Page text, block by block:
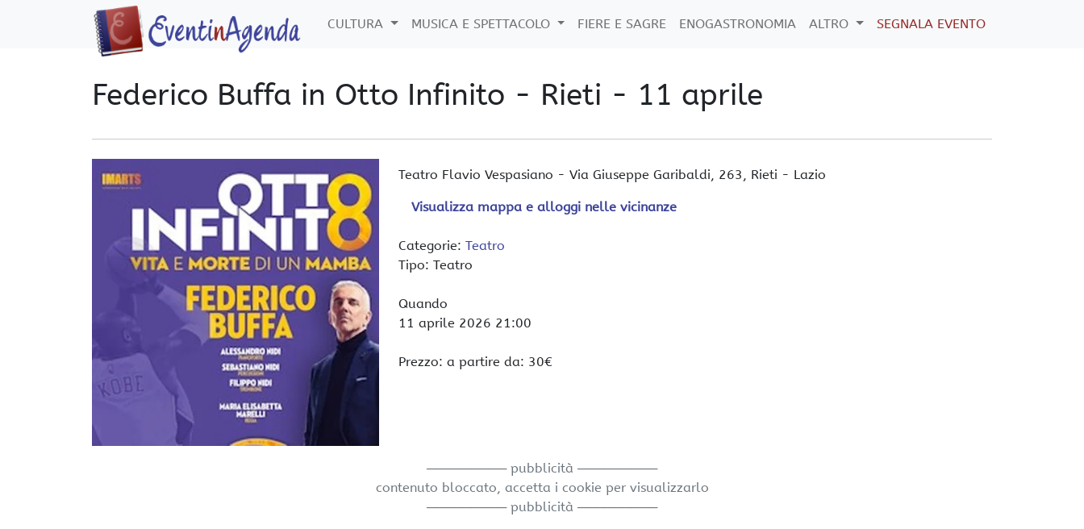
CULTURA MUSICA E SPETTACOLO FIERE E SAGRE ENOGASTRONOMIA ALTRO SEGNALA EVENTO
Federico Buffa in Otto Infinito - Rieti - 11 aprile
Teatro Flavio Vespasiano - Via Giuseppe Garibaldi, 263, Rieti - Lazio
Visualizza mappa e alloggi nelle vicinanze
Categorie: Teatro
Tipo: Teatro
Quando
11 aprile 2026 21:00
Prezzo: a partire da: 30€
───────── pubblicità ─────────
contenuto bloccato, accetta i cookie per visualizzarlo
───────── pubblicità ─────────